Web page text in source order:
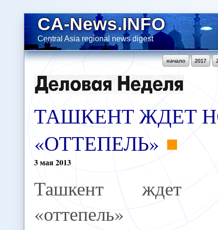
CA-News.INFO
Central Asia regional news digest
2017
начало
ТАШКЕНТ ЖДЕТ
«ОТТЕПЕЛЬ»
3мая2013
Ташкент ждет
«оттепель»